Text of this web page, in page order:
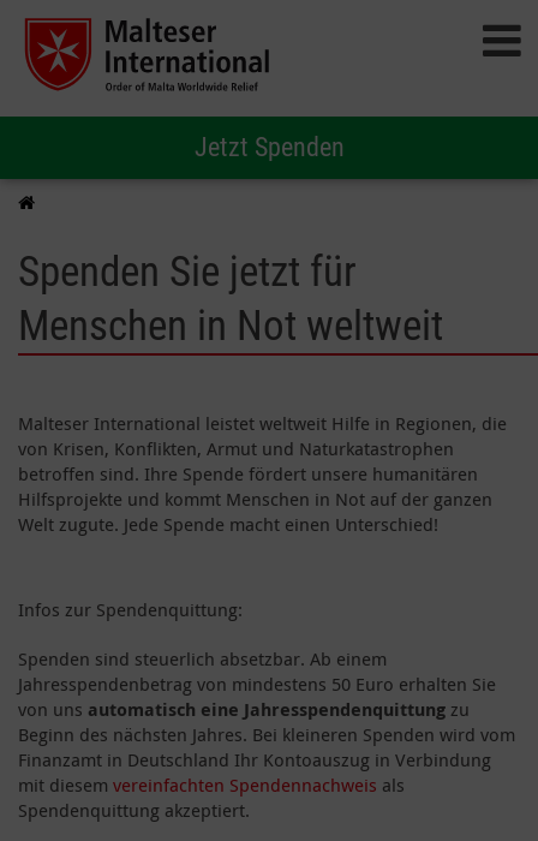
Jetzt Spenden
Spenden Sie jetzt für
Menschen in Not weltweit
Malteser International leistet weltweit Hilfe in Regionen, die
von Krisen, Konflikten, Armut und Naturkatastrophen
betroffen sind. Ihre Spende fördert unsere humanitären
Hilfsprojekte und kommt Menschen in Not auf der ganzen
Welt zugute. Jede Spende macht einen Unterschied!
Infos zur Spendenquittung:
Spenden sind steuerlich absetzbar. Ab einem
Jahresspendenbetrag von mindestens 50 Euro erhalten Sie
von uns automatisch eine Jahresspendenquittung zu
Beginn des nächsten Jahres. Bei kleineren Spenden wird vom
Finanzamt in Deutschland Ihr Kontoauszug in Verbindung
mit diesem vereinfachten Spendennachweis als
Spendenquittung akzeptiert.